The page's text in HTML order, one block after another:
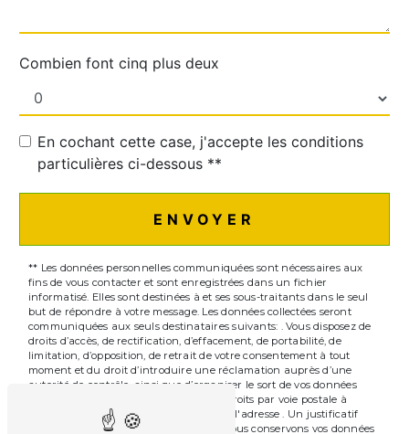
Combien font cinq plus deux
En cochant cette case, j'accepte les conditions
particulières ci-dessous **
ENVOYER
** Les données personnelles communiquées sont nécessaires aux
fins de vous contacter et sont enregistrées dans un fichier
informatisé. Elles sont destinées à et ses sous-traitants dans le seul
but de répondre à votre message. Les données collectées seront
communiquées aux seuls destinataires suivants: . Vous disposez de
droits d’accès, de rectification, d’effacement, de portabilité, de
limitation, d’opposition, de retrait de votre consentement à tout
moment et du droit d’introduire une réclamation auprès d’une
autorité de contrôle, ainsi que d’organiser le sort de vos données
post-mortem. Vous pouvez exercer ces droits par voie postale à
l'adresse ou par courrier électronique à l'adresse . Un justificatif
d'identité pourra vous être demandé. Nous conservons vos données